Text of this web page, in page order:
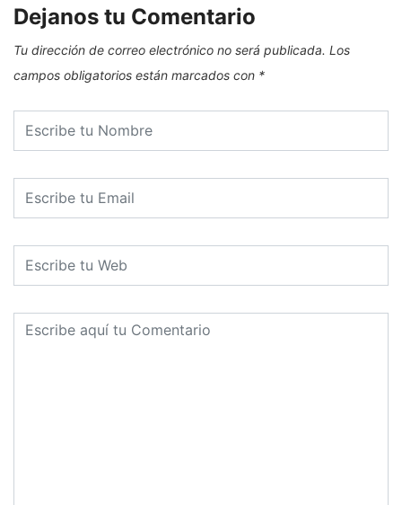
Dejanos tu Comentario
Tu dirección de correo electrónico no será publicada. Los
campos obligatorios están marcados con *